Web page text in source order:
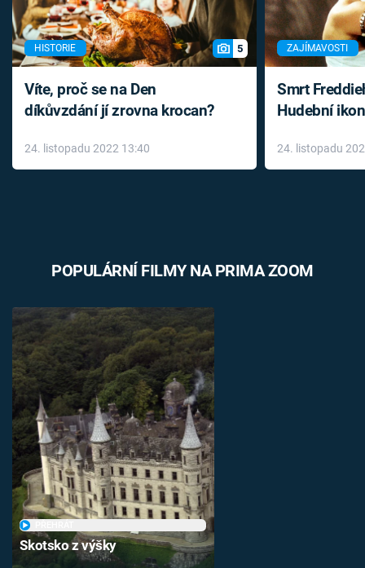
HISTORIE 5
Víte, proč se na Den
díkůvzdání jí zrovna krocan?
24. listopadu 2022 13:40
ZAJÍMAVOSTI
Smrt
Hudební
léky
24. listopadu
POPULÁRNÍ FILMY NA PRIMA ZOOM
Skotsko z výšky